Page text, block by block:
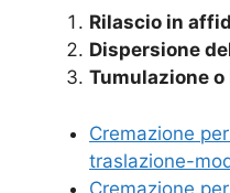
Rilascio in
Dispersione
Tumulazione
Cremazione
traslazione-
Cremazione